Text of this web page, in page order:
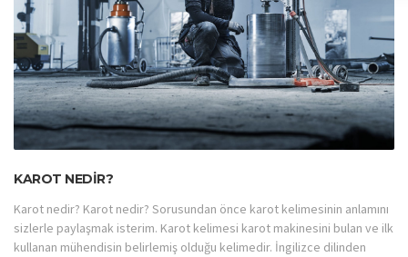
KAROT NEDIR?
Karot nedir? Karot nedir? Sorusundan önce karot kelimesinin anlamını
sizlerle paylaşmak isterim. Karot kelimesi karot makinesini bulan ve ilk
kullanan mühendisin belirlemiş olduğu kelimedir. İngilizce dilinden